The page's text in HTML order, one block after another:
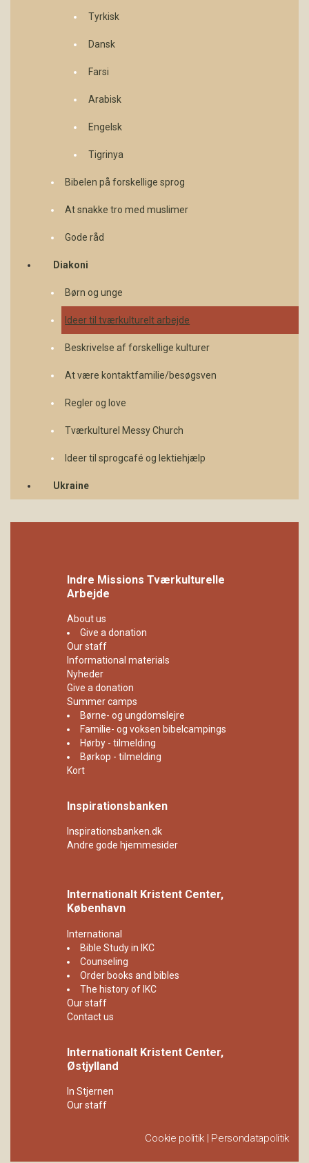
Tyrkisk
Dansk
Farsi
Arabisk
Engelsk
Tigrinya
Bibelen på forskellige sprog
At snakke tro med muslimer
Gode råd
Diakoni
Børn og unge
Ideer til tværkulturelt arbejde
Beskrivelse af forskellige kulturer
At være kontaktfamilie/besøgsven
Regler og love
Tværkulturel Messy Church
Ideer til sprogcafé og lektiehjælp
Ukraine
Indre Missions Tværkulturelle
Arbejde
About us
Give a donation
Our staff
Informational materials
Nyheder
Give a donation
Summer camps
Børne- og ungdomslejre
Familie- og voksen bibelcampings
Hørby - tilmelding
Børkop - tilmelding
Kort
Inspirationsbanken
Inspirationsbanken.dk
Andre gode hjemmesider
Internationalt Kristent Center,
København
International
Bible Study in IKC
Counseling
Order books and bibles
The history of IKC
Our staff
Contact us
Internationalt Kristent Center,
Østjylland
In Stjernen
Our staff
Cookie politik | Persondatapolitik